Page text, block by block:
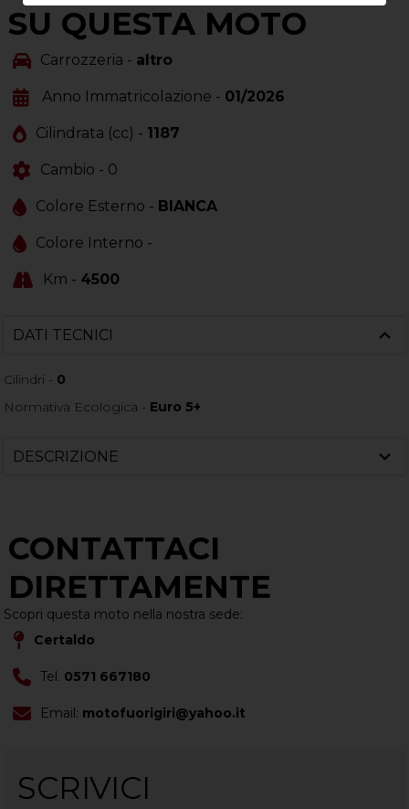
SU QUESTA MOTO
Carrozzeria - altro
Anno Immatricolazione - 01/2026
Cilindrata (cc) - 1187
Cambio - 0
Colore Esterno - BIANCA
Colore Interno -
Km - 4500
DATI TECNICI
Cilindri - 0
Normativa Ecologica - Euro 5+
DESCRIZIONE
CONTATTACI
DIRETTAMENTE
Scopri questa moto nella nostra sede:
Certaldo
Tel. 0571 667180
Email: motofuorigiri@yahoo.it
SCRIVICI